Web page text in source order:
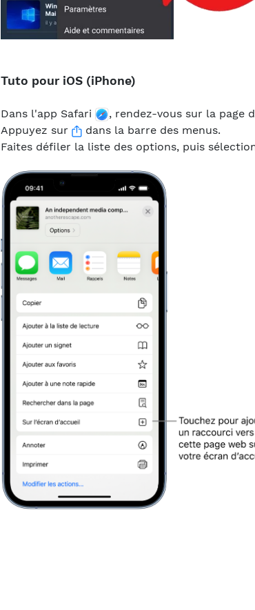
Tuto pour iOS (iPhone)
Dans l'app Safari , rendez-vous sur la page
Appuyez sur
dans la barre des menus.
Faites défiler la liste des options, puis